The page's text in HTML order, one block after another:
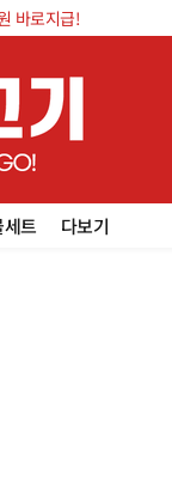
바로지급!
트 다보기